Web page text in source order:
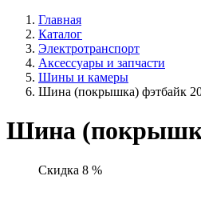
Главная
Каталог
Электротранспорт
Аксессуары и запчасти
Шины и камеры
Шина (покрышка) фэтбайк
Шина
Скидка 8 %